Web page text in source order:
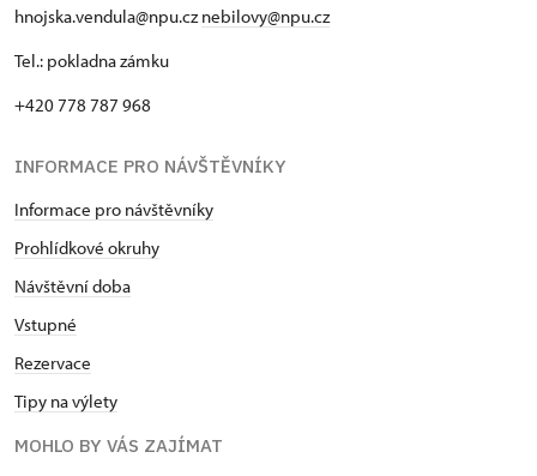
hnojska.vendula@npu.cznebilovy@npu.cz
Tel.: pokladna zámku
+420 778 787 968
INFORMACE PRO NÁVŠTĚVNÍKY
Informace pro návštěvníky
Prohlídkové okruhy
Návštěvní doba
Vstupné
Rezervace
Tipy na výlety
MOHLO BY VÁS ZAJÍMAT